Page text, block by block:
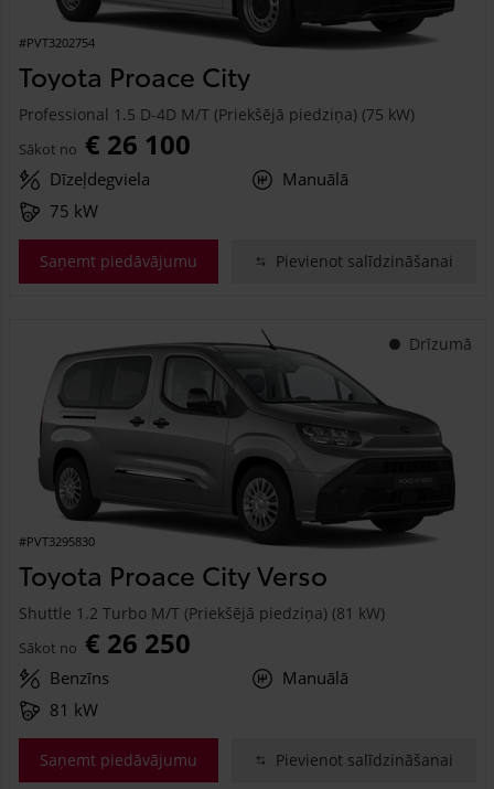
#PVT3202754
Toyota Proace City
Professional 1.5 D-4D M/T (Priekšējā piedziņa) (75 kW)
Sākot no € 26 100
Dīzeļdegviela
Manuālā
75 kW
Saņemt piedāvājumu Pievienot salīdzināšanai
Drīzumā
#PVT3295830
Toyota Proace City Verso
Shuttle 1.2 Turbo M/T (Priekšējā piedziņa) (81 kW)
Sākot no € 26 250
Benzīns
Manuālā
81 kW
Saņemt piedāvājumu Pievienot salīdzināšanai